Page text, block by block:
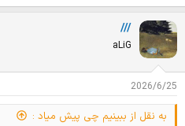
///
aLiG
2026/6/25
به نقل از ببینیم چی پیش میاد :